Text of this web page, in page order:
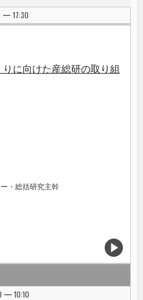
| 17:30
に向けた産総研の取り組
・総括研究主幹
| 10:10